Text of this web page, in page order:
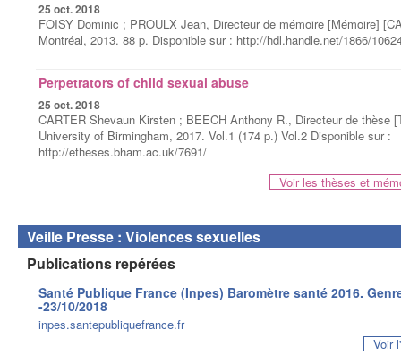
25 oct. 2018
FOISY Dominic ; PROULX Jean, Directeur de mémoire [Mémoire]
Montréal, 2013. 88 p. Disponible sur : http://hdl.handle.net/1866/
Perpetrators of child sexual abuse
25 oct. 2018
CARTER Shevaun Kirsten ; BEECH Anthony R., Directeur de thèse
University of Birmingham, 2017. Vol.1 (174 p.) Vol.2 Disponible sur :
http://etheses.bham.ac.uk/7691/
Voir les thèses et
Veille Presse : Violences sexuelles
Publications repérées
Santé Publique France (Inpes) Baromètre santé 2016.
-23/10/2018
inpes.santepubliquefrance.fr
Voir